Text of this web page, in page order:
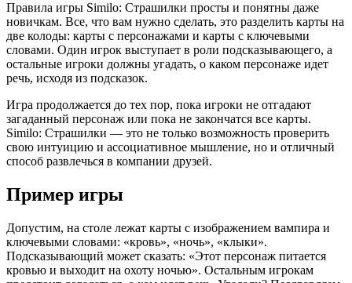
Правила игры Similo: Страшилки просты и понятны даже
новичкам. Все, что вам нужно сделать, это разделить карты на
две колоды: карты с персонажами и карты с ключевыми
словами. Один игрок выступает в роли подсказывающего, а
остальные игроки должны угадать, о каком персонаже идет
речь, исходя из подсказок.
Игра продолжается до тех пор, пока игроки не отгадают
загаданный персонаж или пока не закончатся все карты.
Similo: Страшилки — это не только возможность проверить
свою интуицию и ассоциативное мышление, но и отличный
способ развлечься в компании друзей.
Пример игры
Допустим, на столе лежат карты с изображением вампира и
ключевыми словами: «кровь», «ночь», «клыки».
Подсказывающий может сказать: «Этот персонаж питается
кровью и выходит на охоту ночью». Остальным игрокам